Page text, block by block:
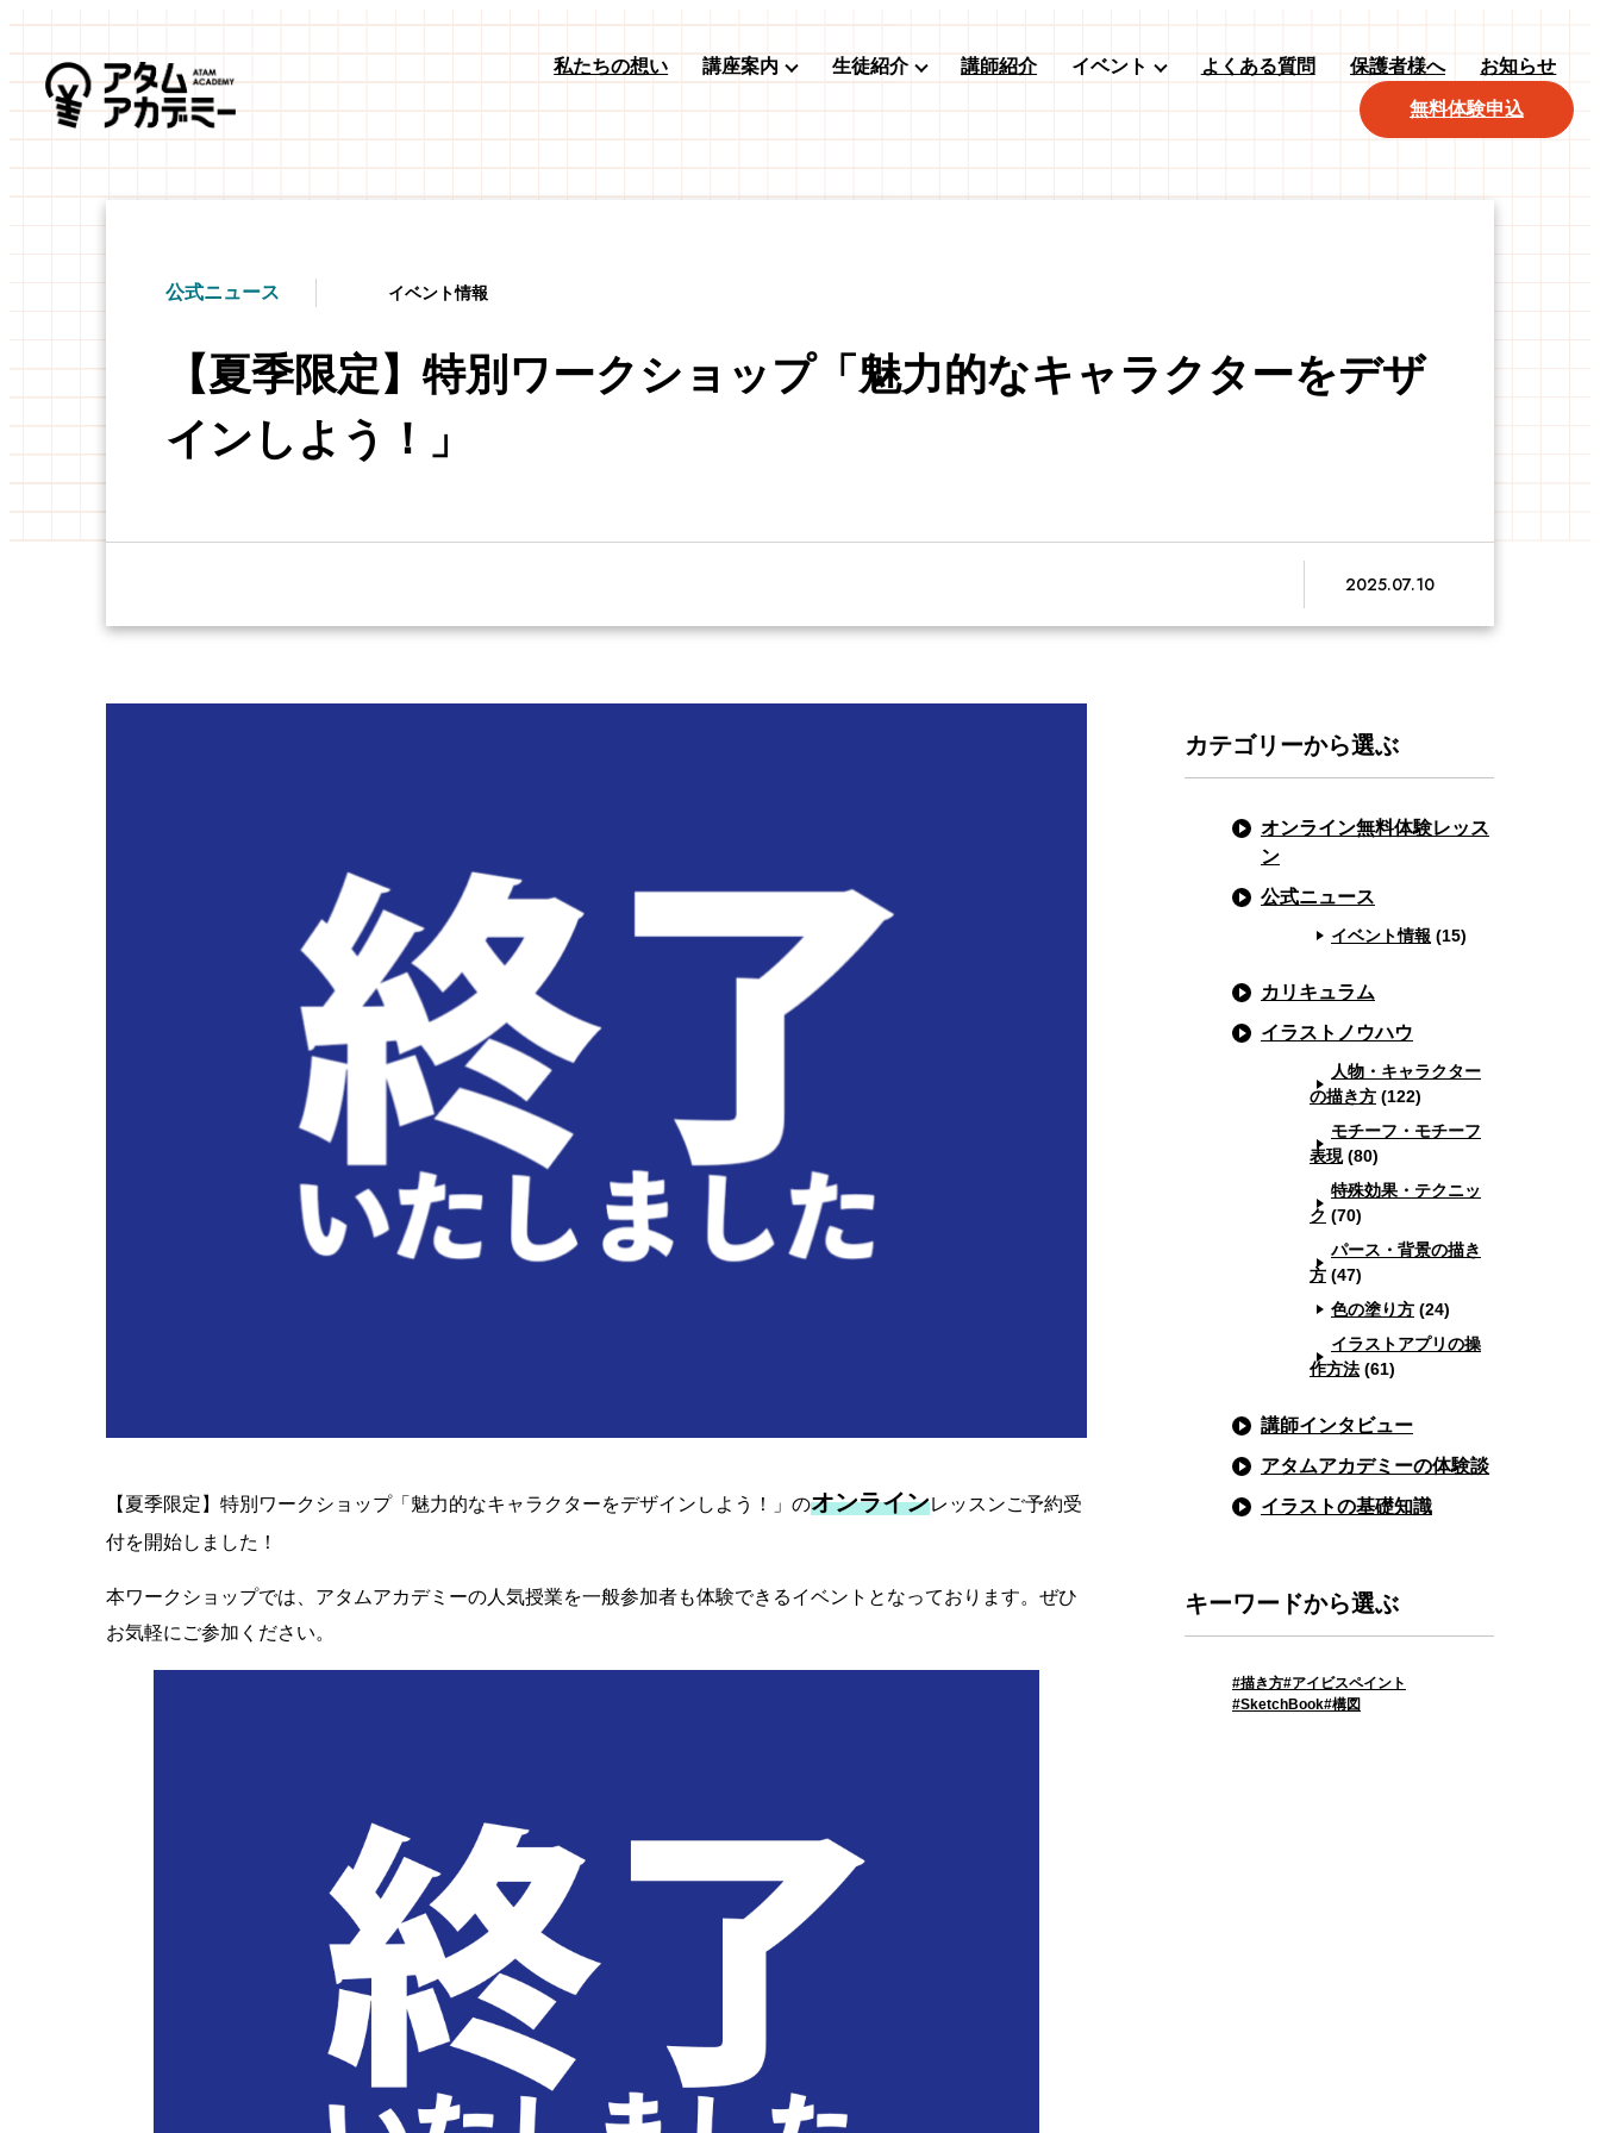
私たちの想い 講座案内 生徒紹介 講師紹介 イベント よくある質問 保護者様へ お知らせ
無料体験申込
公式ニュース イベント情報
【夏季限定】特別ワークショップ「魅力的なキャラクターをデザ
インしよう！」
2025.07.10
カテゴリーから選ぶ
オンライン無料体験レッス
ン
公式ニュース
イベント情報 (15)
カリキュラム
イラストノウハウ
人物・キャラクター
の描き方 (122)
モチーフ・モチーフ
表現(80)
特殊効果・テクニッ
ク (70)
パース・背景の描き
方 (47)
色の塗り方 (24)
イラストアプリの操
作方法 (61)
講師インタビュー
アタムアカデミーの体験談
イラストの基礎知識
キーワードから選ぶ
描き方 アイビスペイント
SketchBook 構図
【夏季限定】特別ワークショップ「魅力的なキャラクターをデザインしよう！」のオンラインレッスンご予約受
付を開始しました！
本ワークショップでは、アタムアカデミーの人気授業を一般参加者も体験できるイベントとなっております。ぜひ
お気軽にご参加ください。